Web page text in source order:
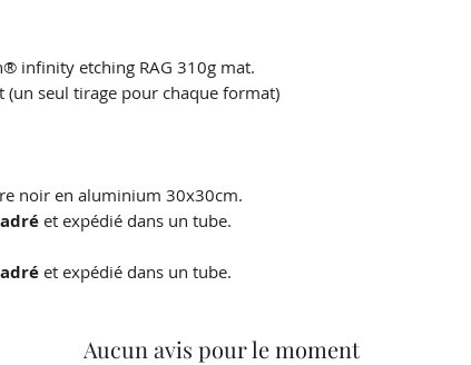
infinity etching RAG 310g mat.
seul tirage pour chaque format)
noir en aluminium 30x30cm.
et expédié dans un tube.
et expédié dans un tube.
Aucun avis pour le moment